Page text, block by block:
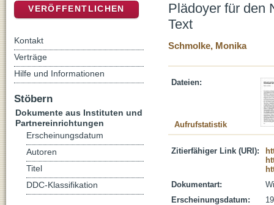
Plädoyer für den
Text
Schmolke, Monika
Dateien:
Aufrufstatistik
Zitierfähiger Link (URI):
Dokumentart:
Erscheinungsdatum:
VERÖFFENTLICHEN
Kontakt
Verträge
Hilfe und Informationen
Stöbern
Dokumente aus Instituten und
Partnereinrichtungen
Erscheinungsdatum
Autoren
Titel
DDC-Klassifikation